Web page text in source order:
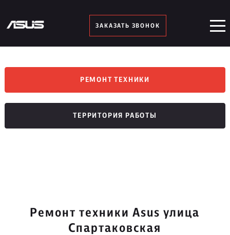
ЗАКАЗАТЬ ЗВОНОК
РЕМОНТ ТЕХНИКИ
ТЕРРИТОРИЯ РАБОТЫ
Ремонт техники Asus улица
Спартаковская